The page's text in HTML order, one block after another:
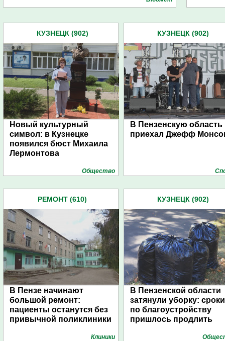
КУЗНЕЦК (902)
Новый культурный
символ: в Кузнецке
появился бюст Михаила
Лермонтова
Общество
КУЗНЕЦК (902)
В Пензенскую область
приехал Джефф
РЕМОНТ (610)
В Пензе начинают
большой ремонт:
пациенты останутся без
привычной поликлиники
Клиники
КУЗНЕЦК (902)
В Пензенской области
затянули уборку: сроки
по благоустройству
пришлось продлить